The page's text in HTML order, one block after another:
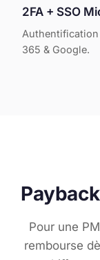
2FA + SSO
365 & Google.
Pour une
rembourse